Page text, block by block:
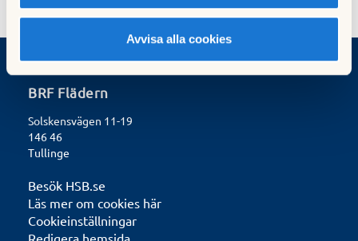
Avvisa alla cookies
BRF Flädern
Solskensvägen 11-19
146 46
Tullinge
Besök HSB.se
Läs mer om cookies här
Cookieinställningar
Redigera hemsida